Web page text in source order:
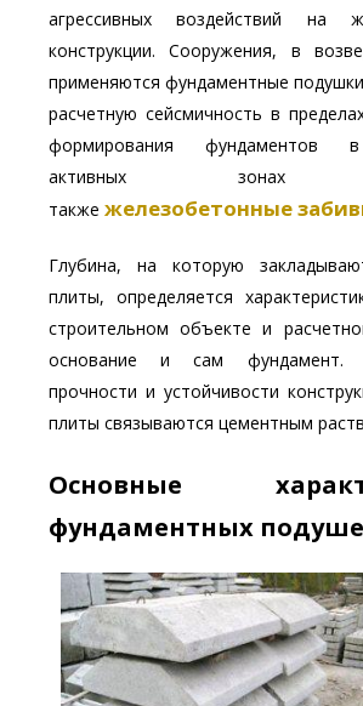
агрессивных воздействий на
конструкции. Сооружения, в
применяются фундаментные
расчетную сейсмичность в
формирования фундаментов в
активных зонах
также железобетонные
Глубина, на которую
плиты, определяется
строительном объекте и
основание и сам фундамент.
прочности и устойчивости
плиты связываются цементным
Основные
фундаментных